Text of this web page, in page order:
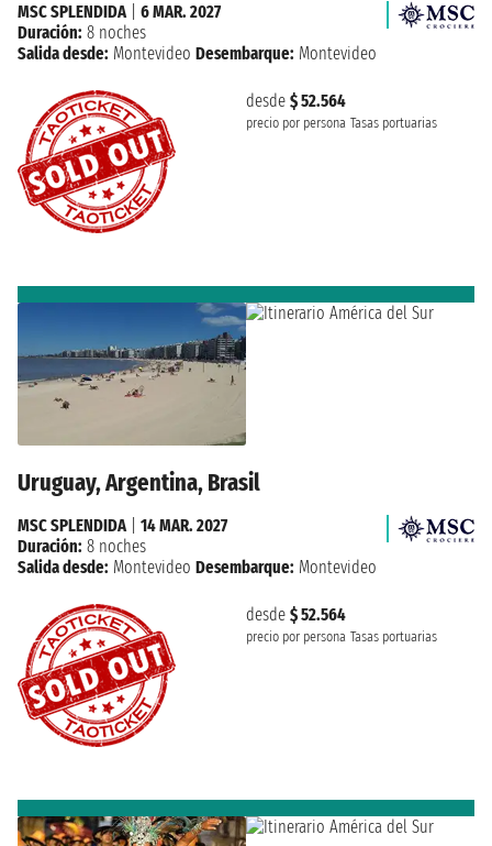
desde $ 52.564
precio por persona Tasas portuarias
MSC SPLENDIDA| 6 MAR. 2027
Duración: 8 noches
Salida desde: Montevideo Desembarque: Montevideo
Uruguay, Argentina, Brasil
desde $ 52.564
precio por persona Tasas portuarias
MSC SPLENDIDA
14 MAR. 2027
Duración: 8 noches
Salida desde: Montevideo Desembarque: Montevideo